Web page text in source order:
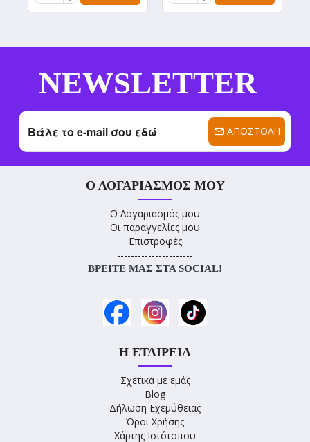
NEWSLETTER
ΑΠΟΣΤΟΛΉ
Ο ΛΟΓΑΡΙΑΣΜΌΣ ΜΟΥ
Ο Λογαριασμός μου
Οι παραγγελίες μου
Επιστροφές
----------------------
ΒΡΕΊΤΕ ΜΑΣ ΣΤΑ SOCIAL!
Η ΕΤΑΙΡΕΊΑ
Σχετικά με εμάς
Blog
Δήλωση Εχεμύθειας
Όροι Χρήσης
Χάρτης Ιστότοπου